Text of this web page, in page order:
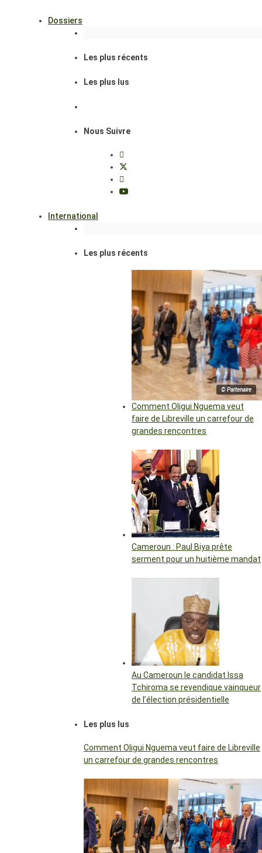
Dossiers
Les plus récents
Les plus lus
Nous Suivre
International
Les plus récents
© Partenaire
Comment Oligui Nguema veut
faire de Libreville un carrefour de
grandes rencontres
Cameroun : Paul Biya prête
serment pour un huitième mandat
Au Cameroun le candidat Issa
Tchiroma se revendique vainqueur
de l’élection présidentielle
Les plus lus
Comment Oligui Nguema veut faire de Libreville
un carrefour de grandes rencontres